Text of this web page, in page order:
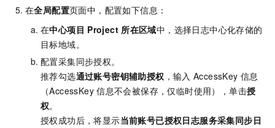
在全局配置页面中，配置如下信息：
在中心项目 Project 所在区域中，选择日志中心化存储的
目标地域。
配置采集同步授权。
推荐勾选通过账号密钥辅助授权 ，输入 AccessKey 信息
（AccessKey 信息不会被保存，仅临时使用），单击授
权。
授权成功后，将显示当前账号已授权日志服务采集同步日